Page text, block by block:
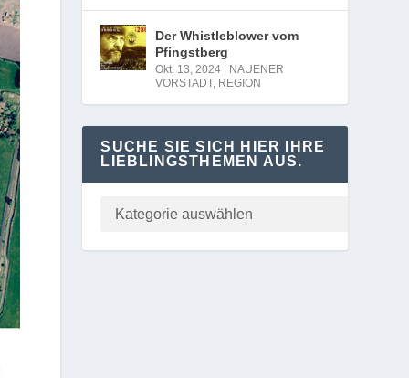
Der Whistleblower vom
Pfingstberg
Okt. 13, 2024
NAUENER
VORSTADT, REGION
SUCHE SIE SICH HIER IHRE
LIEBLINGSTHEMEN AUS.